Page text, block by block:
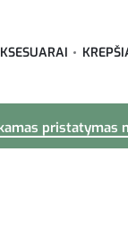
pristatymas